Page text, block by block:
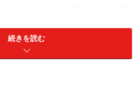
処方箋
続きを読む